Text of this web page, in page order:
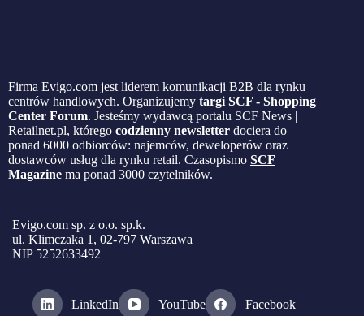
Firma Evigo.com jest liderem komunikacji B2B dla rynku
centrów handlowych. Organizujemy targi SCF - Shopping
Center Forum. Jesteśmy wydawcą portalu SCF News |
Retailnet.pl, którego codzienny newsletter dociera do
ponad 6000 odbiorców: najemców, deweloperów oraz
dostawców usług dla rynku retail. Czasopismo SCF
Magazine ma ponad 3000 czytelników.
Evigo.com sp. z o.o. sp.k.
ul. Klimczaka 1, 02-797 Warszawa
NIP 5252633492
LinkedIn YouTube Facebook